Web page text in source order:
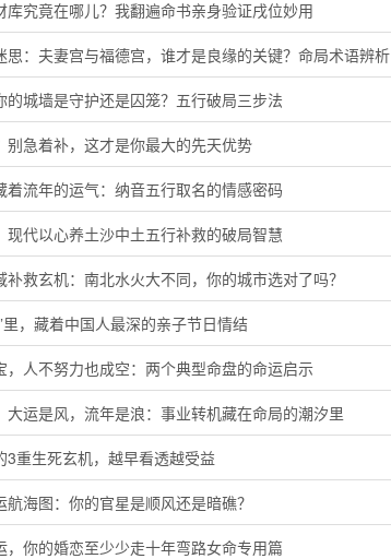
库究竟在哪儿？我翻遍命书亲身验证戌位妙用
思：夫妻宫与福德宫，谁才是良缘的关键？命局术语辨析
的城墙是守护还是囚笼？五行破局三步法
别急着补，这才是你最大的先天优势
着流年的运气：纳音五行取名的情感密码
现代以心养土沙中土五行补救的破局智慧
补救玄机：南北水火大不同，你的城市选对了吗？
里，藏着中国人最深的亲子节日情结
，人不努力也成空：两个典型命盘的命运启示
大运是风，流年是浪：事业转机藏在命局的潮汐里
3重生死玄机，越早看透越受益
航海图：你的官星是顺风还是暗礁？
，你的婚恋至少少走十年弯路女命专用篇